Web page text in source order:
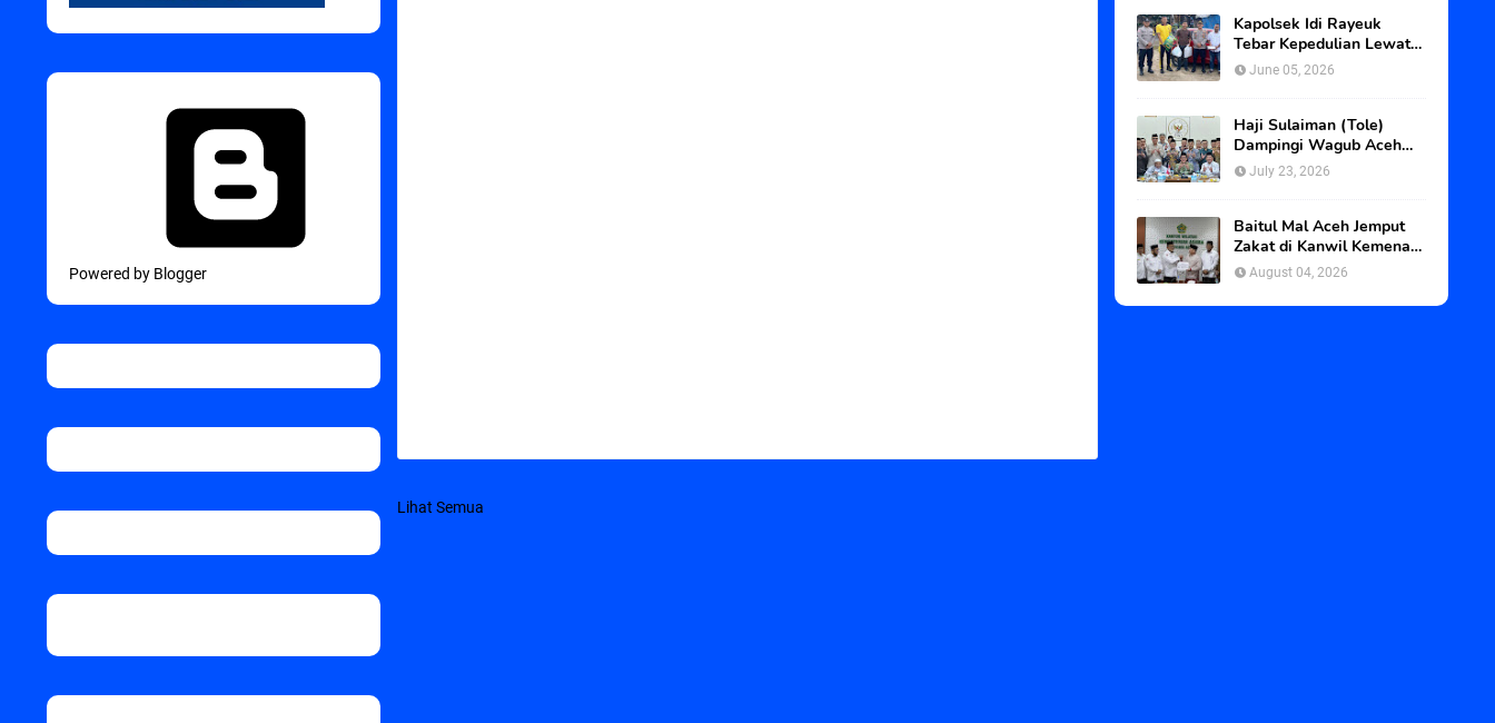
Powered by Blogger
Lihat Semua
Kapolsek Idi Rayeuk
Tebar Kepedulian Lewat
Program Jum’at Berkah
June 05, 2026
Haji Sulaiman (Tole)
Dampingi Wagub Aceh
dan Abu Paya Pasi ke
BWI, Kawal Status Tanah
July 23, 2026
Baitul Mal Aceh Jemput
Zakat di Kanwil Kemenag
Aceh
August 04, 2026